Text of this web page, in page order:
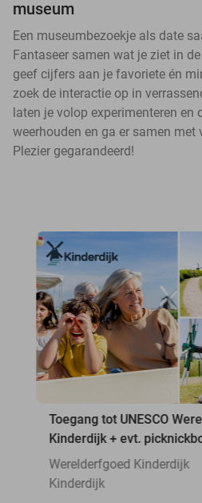
museum
Een museumbezoekje als date
Fantaseer samen wat je ziet in
geef cijfers aan je favoriete én
zoek de interactie op in
laten je volop experimenteren en
weerhouden en ga er samen met
Plezier gegarandeerd!
Toegang tot UNESCO
Kinderdijk + evt.
Werelderfgoed Kinderdijk
Kinderdijk